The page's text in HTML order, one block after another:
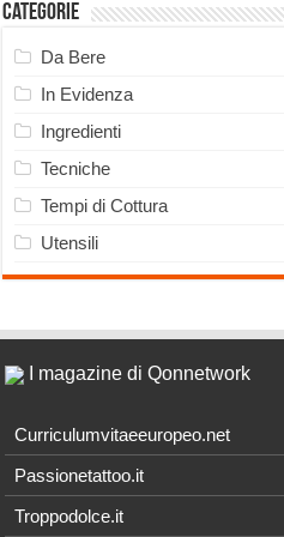
Categorie
Da Bere
In Evidenza
Ingredienti
Tecniche
Tempi di Cottura
Utensili
I magazine di Qonnetwork
Curriculumvitaeeuropeo.net
Passionetattoo.it
Troppodolce.it